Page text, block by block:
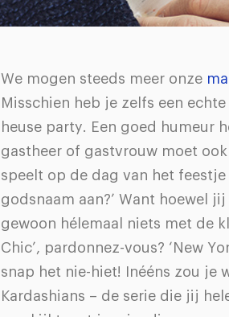
We mogen steeds meer onze
Misschien heb je zelfs een
heuse party. Een goed humeur
gastheer of gastvrouw moet
speelt op de dag van het
godsnaam aan?’ Want hoewel
gewoon hélemaal niets met de
Chic’, pardonnez-vous? ‘New
snap het nie-hiet! Inééns zou je
Kardashians – de serie die jij